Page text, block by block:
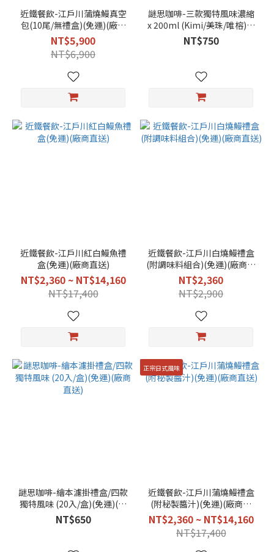
近鐵餐飲-江戶川蒲燒鰻真空
包(10尾/無禮盒)(免運)(廠商
直送)
NT$5,900
NT$6,900
謎思咖啡-三款獨特風味濃縮
x 200ml (Kimi/美珠/唯榕)小
三元禮盒(免運)(廠商直送)
NT$750
近鐵餐飲-江戶川紅白鰻魚禮
盒(免運)(廠商直送)
NT$2,360 ~ NT$14,160
NT$17,400
近鐵餐飲-江戶川白燒鰻禮盒
(附調味料組合)(免運)(廠商直
送)
NT$2,360
NT$2,900
謎思咖啡-繪本濾掛禮盒/四款
獨特風味 (20入/盒)(免運)(廠
商直送)
NT$650
正宗日式風味
近鐵餐飲-江戶川蒲燒鰻禮盒
(附秘製醬汁)(免運)(廠商直
送)
NT$2,360 ~ NT$14,160
NT$17,400